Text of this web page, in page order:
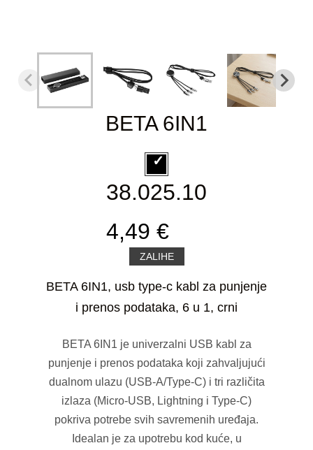
BETA 6IN1
38.025.10
4,49 €
ZALIHE
BETA 6IN1, usb type-c kabl za punjenje
i prenos podataka, 6 u 1, crni
BETA 6IN1 je univerzalni USB kabl za
punjenje i prenos podataka koji zahvaljujući
dualnom ulazu (USB-A/Type-C) i tri različita
izlaza (Micro-USB, Lightning i Type-C)
pokriva potrebe svih savremenih uređaja.
Idealan je za upotrebu kod kuće, u